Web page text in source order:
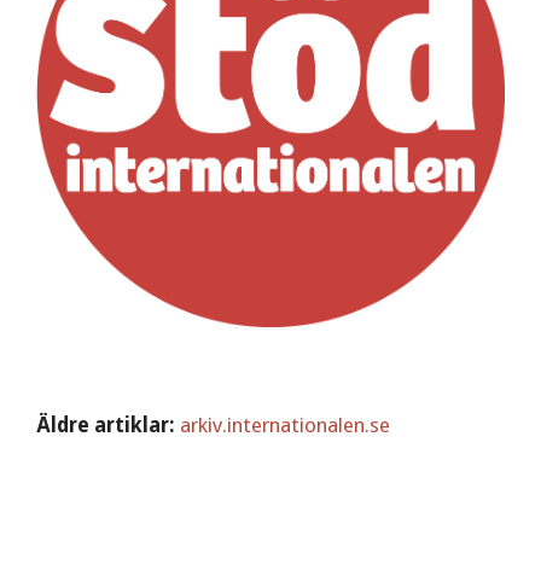
Äldre artiklar: arkiv.internationalen.se